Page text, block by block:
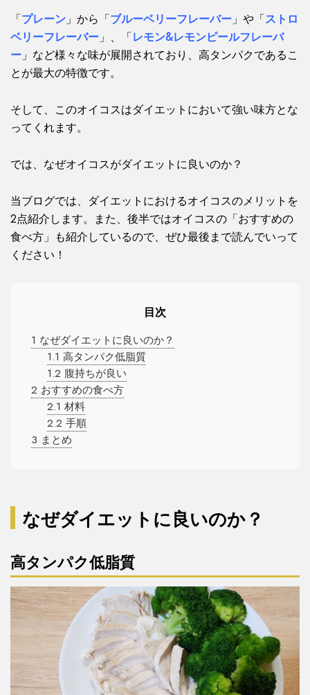
「プレーン」から「ブルーベリーフレーバー」や「ストロ
ベリーフレーバー」、「レモン&レモンピールフレーバ
ー」など様々な味が展開されており、高タンパクであるこ
とが最大の特徴です。
そして、このオイコスはダイエットにおいて強い味方とな
ってくれます。
では、なぜオイコスがダイエットに良いのか？
当ブログでは、ダイエットにおけるオイコスのメリットを
2点紹介します。また、後半ではオイコスの「おすすめの
食べ方」も紹介しているので、ぜひ最後まで読んでいって
ください！
目次
1 なぜダイエットに良いのか？
1.1 高タンパク低脂質
1.2 腹持ちが良い
2 おすすめの食べ方
2.1 材料
2.2 手順
3 まとめ
なぜダイエットに良いのか？
高タンパク低脂質